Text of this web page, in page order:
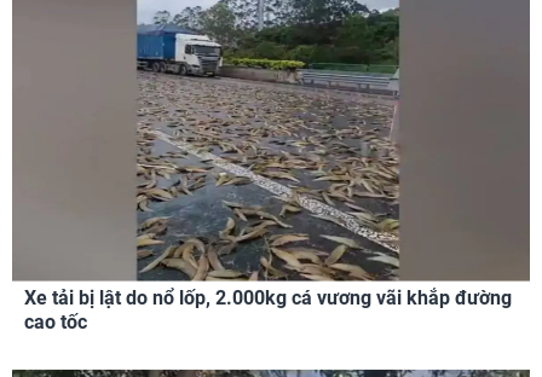
Xe tải bị lật do nổ lốp, 2.000kg cá vương vãi khắp đường
cao tốc